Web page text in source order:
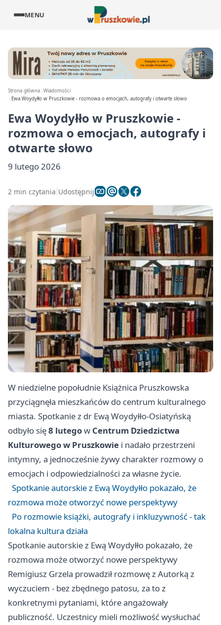
MENU
Strona główna Wiadomości
Ewa Woydyłło w Pruszkowie - rozmowa o emocjach, autografy i otwarte słowo
Ewa Woydyłło w Pruszkowie -
rozmowa o emocjach, autografy i
otwarte słowo
9 lutego 2026
2 min czytania Udostępnij
W niedzielne popołudnie Książnica Pruszkowska
przyciągnęła mieszkańców do centrum kulturalnego
miasta. Spotkanie z dr Ewą Woydyłło-Osiatyńską
odbyło się8 lutegow Centrum Dziedzictwa
Kulturowego w Pruszkowie i nadało przestrzeni
intymny, a jednocześnie żywy charakter rozmowy o
emocjach i odpowiedzialności za własne życie.
Spotkanie autorskie z Ewą Woydyłło pokazało, że
rozmowa może otworzyć nowe perspektywy
Po rozmowie książki, autografy i inkluzywność - tak
lokalna kultura działa
Spotkanie autorskie z Ewą Woydyłło pokazało, że
rozmowa może otworzyć nowe perspektywy
Remigiusz Grzela prowadził rozmowę z Autorką z
wyczuciem - bez zbędnego patosu, za to z
konkretnymi pytaniami, które angażowały
publiczność. Uczestnicy mieli możliwość wysłuchać